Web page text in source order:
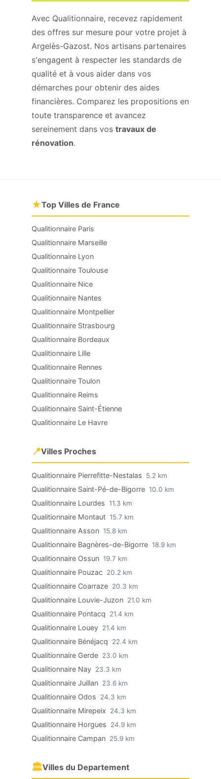
Avec Qualitionnaire, recevez rapidement
des offres sur mesure pour votre projet à
Argelès-Gazost. Nos artisans partenaires
s'engagent à respecter les standards de
qualité et à vous aider dans vos
démarches pour obtenir des aides
financières. Comparez les propositions en
toute transparence et avancez
sereinement dans vos travaux de
rénovation.
★Top Villes de France
Qualitionnaire Paris
Qualitionnaire Marseille
Qualitionnaire Lyon
Qualitionnaire Toulouse
Qualitionnaire Nice
Qualitionnaire Nantes
Qualitionnaire Montpellier
Qualitionnaire Strasbourg
Qualitionnaire Bordeaux
Qualitionnaire Lille
Qualitionnaire Rennes
Qualitionnaire Toulon
Qualitionnaire Reims
Qualitionnaire Saint-Étienne
Qualitionnaire Le Havre
📍Villes Proches
Qualitionnaire Pierrefitte-Nestalas 5.2 km
Qualitionnaire Saint-Pé-de-Bigorre 10.0 km
Qualitionnaire Lourdes 11.3 km
Qualitionnaire Montaut 15.7 km
Qualitionnaire Asson 15.8 km
Qualitionnaire Bagnères-de-Bigorre 18.9 km
Qualitionnaire Ossun 19.7 km
Qualitionnaire Pouzac 20.2 km
Qualitionnaire Coarraze 20.3 km
Qualitionnaire Louvie-Juzon 21.0 km
Qualitionnaire Pontacq 21.4 km
Qualitionnaire Louey 21.4 km
Qualitionnaire Bénéjacq 22.4 km
Qualitionnaire Gerde 23.0 km
Qualitionnaire Nay 23.3 km
Qualitionnaire Juillan 23.6 km
Qualitionnaire Odos 24.3 km
Qualitionnaire Mirepeix 24.3 km
Qualitionnaire Horgues 24.9 km
Qualitionnaire Campan 25.9 km
🏛Villes du Departement